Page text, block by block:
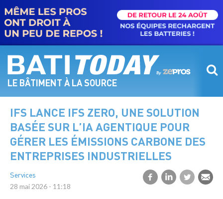
contenu
principal
LE BÂTIMENT À LA SOURCE
IFS LANCE IFS ZERO, UNE SOLUTION
BASÉE SUR L’IA AGENTIQUE POUR
GÉRER LES ÉMISSIONS CARBONE DES
ENTREPRISES INDUSTRIELLES
Services
28 mai 2026 - 11:18